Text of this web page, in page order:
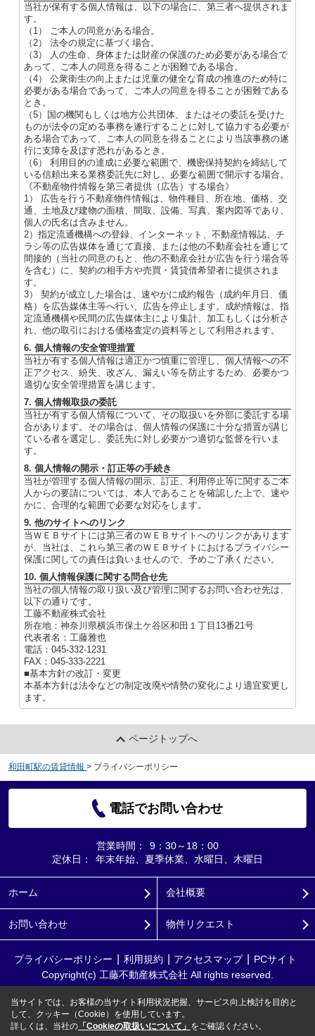
当社が保有する個人情報は、以下の場合に、第三者へ提供されま
す。
（1） ご本人の同意がある場合。
（2） 法令の規定に基づく場合。
（3） 人の生命、身体または財産の保護のため必要がある場合で
あって、ご本人の同意を得ることが困難である場合。
（4） 公衆衛生の向上または児童の健全な育成の推進のため特に
必要がある場合であって、ご本人の同意を得ることが困難である
とき。
（5）国の機関もしくは地方公共団体、またはその委託を受けた
ものが法令の定める事務を遂行することに対して協力する必要が
ある場合であって、ご本人の同意を得ることにより当該事務の遂
行に支障を及ぼす恐れがあるとき。
（6） 利用目的の達成に必要な範囲で、機密保持契約を締結して
いる信頼出来る業務委託先に対し、必要な範囲で開示する場合。
《不動産物件情報を第三者提供（広告）する場合》
1） 広告を行う不動産物件情報は、物件種目、所在地、価格、交
通、土地及び建物の面積、間取、設備、写真、案内図等であり、
個人の氏名は含みません。
2）指定流通機構への登録、インターネット、不動産情報誌、チ
ラシ等の広告媒体を通じて直接、または他の不動産会社を通じて
間接的（当社の同意のもと、他の不動産会社が広告を行う場合等
を含む）に、契約の相手方や売買・賃貸借希望者に提供されま
す。
3） 契約が成立した場合は、速やかに成約報告（成約年月日、価
格）を広告媒体主等へ行い、広告を停止します。成約情報は、指
定流通機構や民間の広告媒体主により集計、加工もしくは分析さ
れ、他の取引における価格査定の資料等として利用されます。
6. 個人情報の安全管理措置
当社が有する個人情報は適正かつ慎重に管理し、個人情報への不
正アクセス、紛失、改ざん、漏えい等を防止するため、必要かつ
適切な安全管理措置を講じます。
7. 個人情報取扱の委託
当社が有する個人情報について、その取扱いを外部に委託する場
合があります。その場合は、個人情報の保護に十分な措置が講じ
ている者を選定し、委託先に対し必要かつ適切な監督を行いま
す。
8. 個人情報の開示・訂正等の手続き
当社が管理する個人情報の開示、訂正、利用停止等に関するご本
人からの要請については、本人であることを確認した上で、速や
かに、合理的な範囲で必要な対応をします。
9. 他のサイトへのリンク
当ＷＥＢサイトには第三者のＷＥＢサイトへのリンクがあります
が、当社は、これら第三者のＷＥＢサイトにおけるプライバシー
保護に関しての責任は負いませんので、予めご了承ください。
10. 個人情報保護に関する問合せ先
当社の個人情報の取り扱い及び管理に関するお問い合わせ先は、
以下の通りです。
工藤不動産株式会社
所在地：神奈川県横浜市保土ケ谷区和田１丁目13番21号
代表者名：工藤雅也
電話：045-332-1231
FAX：045-333-2221
■基本方針の改訂・変更
本基本方針は法令などの制定改廃や情勢の変化により適宜変更し
ます。
ページトップへ
和田町駅の賃貸情報 > プライバシーポリシー
電話でお問い合わせ
営業時間：
9：30～18：00
定休日：
年末年始、夏季休業、水曜日、木曜日
ホーム 会社概要
お問い合わせ 物件リクエスト
プライバシーポリシー 利用規約 アクセスマップ
PCサイト
Copyright(c) 工藤不動産株式会社 All rights reserved.
当サイトでは、お客様の当サイト利用状況把握、サービス向上検討を目的と
して、クッキー（Cookie）を使用しています。
詳しくは、当社の 「Cookieの取扱いについて」 をご確認ください。